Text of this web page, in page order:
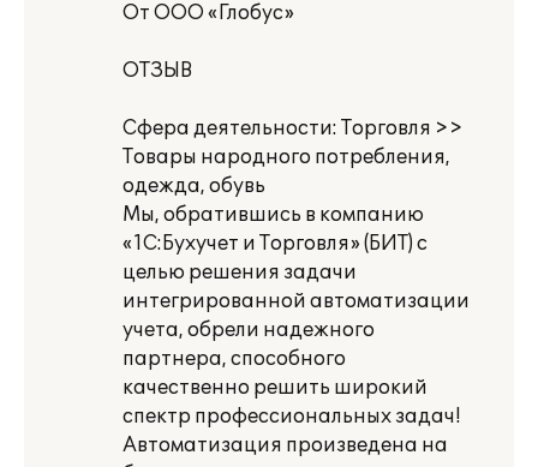
От ООО «Глобус»
ОТЗЫВ
Сфера деятельности: Торговля >>
Товары народного потребления,
одежда, обувь
Мы, обратившись в компанию
«1С:Бухучет и Торговля» (БИТ) с
целью решения задачи
интегрированной автоматизации
учета, обрели надежного
партнера, способного
качественно решить широкий
спектр профессиональных задач!
Автоматизация произведена на